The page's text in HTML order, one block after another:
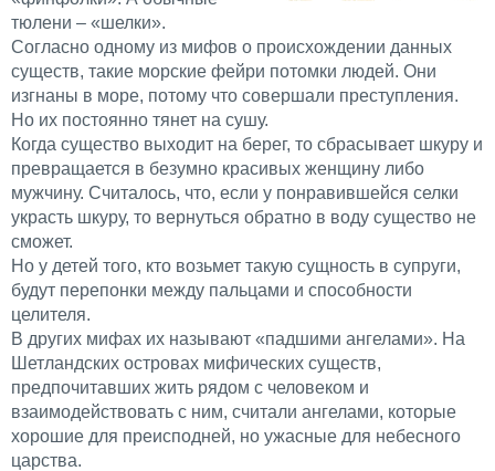
тюлени – «шелки».
Согласно одному из мифов о происхождении данных
существ, такие морские фейри потомки людей. Они
изгнаны в море, потому что совершали преступления.
Но их постоянно тянет на сушу.
Когда существо выходит на берег, то сбрасывает шкуру и
превращается в безумно красивых женщину либо
мужчину. Считалось, что, если у понравившейся селки
украсть шкуру, то вернуться обратно в воду существо не
сможет.
Но у детей того, кто возьмет такую сущность в супруги,
будут перепонки между пальцами и способности
целителя.
В других мифах их называют «падшими ангелами». На
Шетландских островах мифических существ,
предпочитавших жить рядом с человеком и
взаимодействовать с ним, считали ангелами, которые
хорошие для преисподней, но ужасные для небесного
царства.